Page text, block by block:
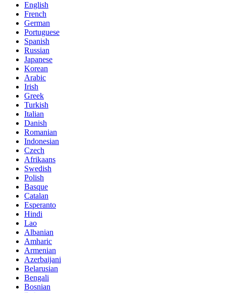
English
French
German
Portuguese
Spanish
Russian
Japanese
Korean
Arabic
Irish
Greek
Turkish
Italian
Danish
Romanian
Indonesian
Czech
Afrikaans
Swedish
Polish
Basque
Catalan
Esperanto
Hindi
Lao
Albanian
Amharic
Armenian
Azerbaijani
Belarusian
Bengali
Bosnian